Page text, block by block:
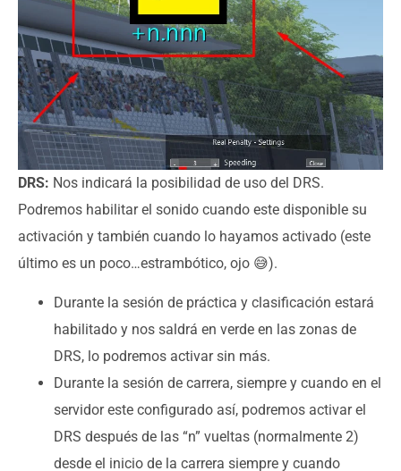
DRS: Nos indicará la posibilidad de uso del DRS.
Podremos habilitar el sonido cuando este disponible su
activación y también cuando lo hayamos activado (este
último es un poco…estrambótico, ojo 😅).
Durante la sesión de práctica y clasificación estará
habilitado y nos saldrá en verde en las zonas de
DRS, lo podremos activar sin más.
Durante la sesión de carrera, siempre y cuando en el
servidor este configurado así, podremos activar el
DRS después de las “n” vueltas (normalmente 2)
desde el inicio de la carrera siempre y cuando